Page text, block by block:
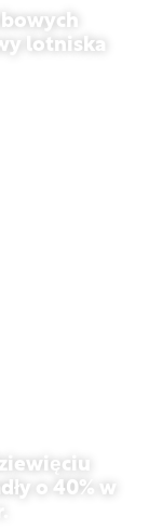
lotniska
o 40% w